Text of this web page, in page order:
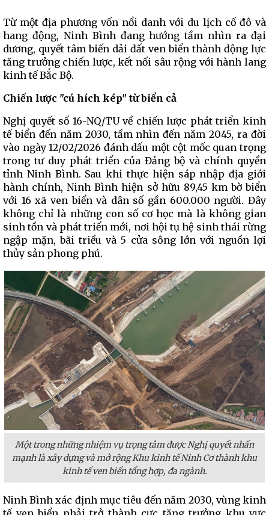
Từ một địa phương vốn nổi danh với du lịch cố đô và
hang động, Ninh Bình đang hướng tầm nhìn ra đại
dương, quyết tâm biến dải đất ven biển thành động lực
tăng trưởng chiến lược, kết nối sâu rộng với hành lang
kinh tế Bắc Bộ.
Chiến lược "cú hích kép" từ biển cả
Nghị quyết số 16-NQ/TU về chiến lược phát triển kinh
tế biển đến năm 2030, tầm nhìn đến năm 2045, ra đời
vào ngày 12/02/2026 đánh dấu một cột mốc quan trọng
trong tư duy phát triển của Đảng bộ và chính quyền
tỉnh Ninh Bình. Sau khi thực hiện sáp nhập địa giới
hành chính, Ninh Bình hiện sở hữu 89,45 km bờ biển
với 16 xã ven biển và dân số gần 600.000 người. Đây
không chỉ là những con số cơ học mà là không gian
sinh tồn và phát triển mới, nơi hội tụ hệ sinh thái rừng
ngập mặn, bãi triều và 5 cửa sông lớn với nguồn lợi
thủy sản phong phú.
Một trong những nhiệm vụ trọng tâm được Nghị quyết nhấn
mạnh là xây dựng và mở rộng Khu kinh tế Ninh Cơ thành khu
kinh tế ven biển tổng hợp, đa ngành.
Ninh Bình xác định mục tiêu đến năm 2030, vùng kinh